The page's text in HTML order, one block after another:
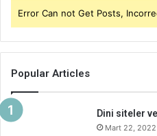
Error Can not Get Posts,
Popular Articles
Dini siteler
Mart 22, 2022